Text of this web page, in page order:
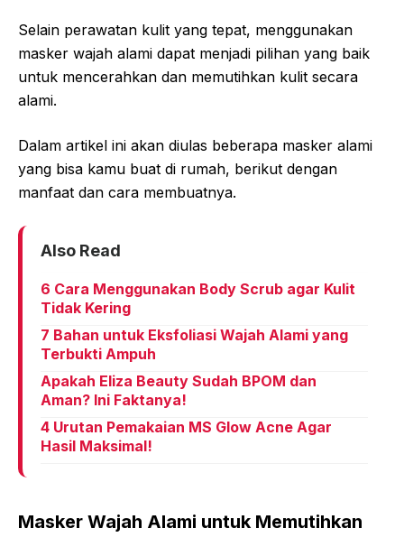
Selain perawatan kulit yang tepat, menggunakan
masker wajah alami dapat menjadi pilihan yang baik
untuk mencerahkan dan memutihkan kulit secara
alami.
Dalam artikel ini akan diulas beberapa masker alami
yang bisa kamu buat di rumah, berikut dengan
manfaat dan cara membuatnya.
Also Read
6 Cara Menggunakan Body Scrub agar Kulit
Tidak Kering
7 Bahan untuk Eksfoliasi Wajah Alami yang
Terbukti Ampuh
Apakah Eliza Beauty Sudah BPOM dan
Aman? Ini Faktanya!
4 Urutan Pemakaian MS Glow Acne Agar
Hasil Maksimal!
Masker Wajah Alami untuk Memutihkan